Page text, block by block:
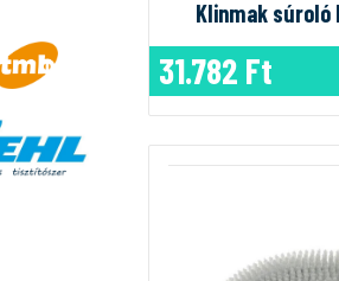
Klinmak
31.782 Ft